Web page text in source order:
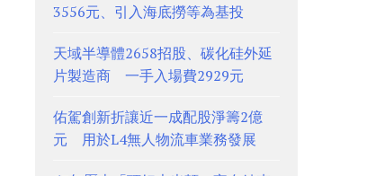
3556元、引入海底撈等為基投
天域半導體2658招股、碳化硅外延
片製造商 一手入場費2929元
佑駕創新折讓近一成配股淨籌2億
元 用於L4無人物流車業務發展